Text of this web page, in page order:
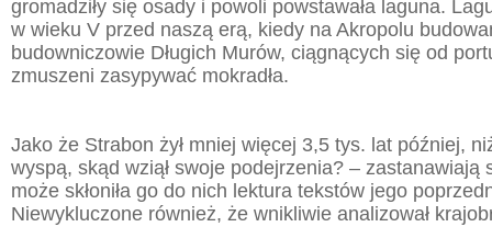
gromadziły się osady i powoli powstawała laguna.
w wieku V przed naszą erą, kiedy na Akropolu
budowniczowie Długich Murów, ciągnących się od
zmuszeni zasypywać mokradła.
Jako że Strabon żył mniej więcej 3,5 tys. lat później,
wyspą, skąd wziął swoje podejrzenia? – zastanawiają
może skłoniła go do nich lektura tekstów jego
Niewykluczone również, że wnikliwie analizował